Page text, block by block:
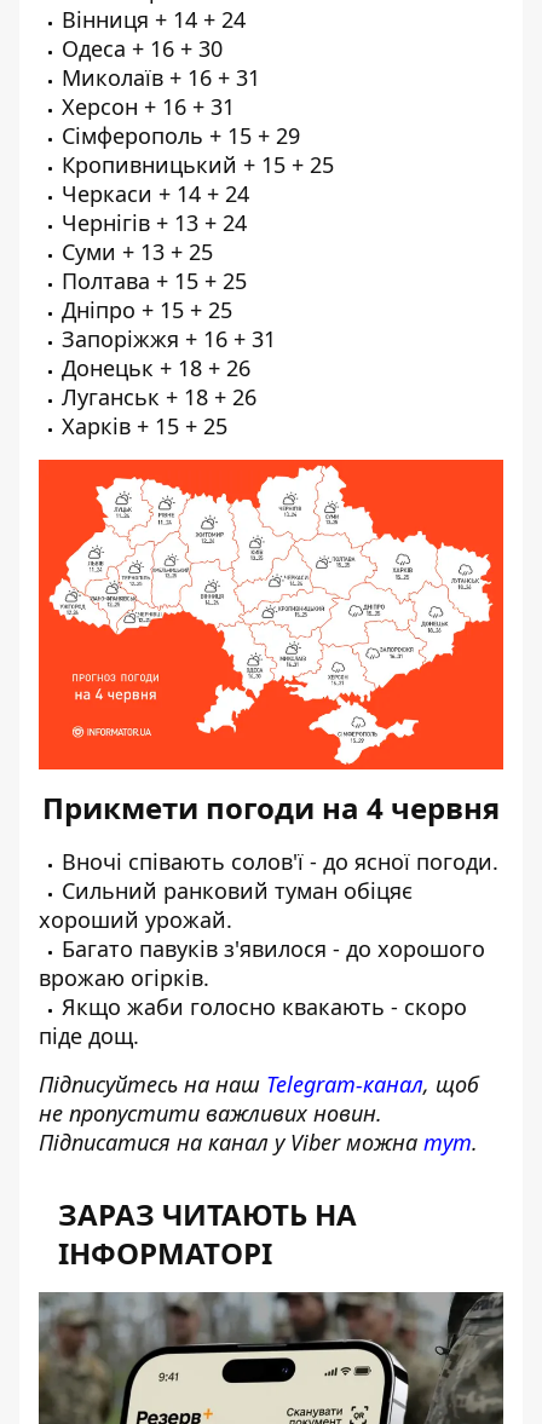
Вінниця + 14 + 24
Одеса + 16 + 30
Миколаїв + 16 + 31
Херсон + 16 + 31
Сімферополь + 15 + 29
Кропивницький + 15 + 25
Черкаси + 14 + 24
Чернігів + 13 + 24
Суми + 13 + 25
Полтава + 15 + 25
Дніпро + 15 + 25
Запоріжжя + 16 + 31
Донецьк + 18 + 26
Луганськ + 18 + 26
Харків + 15 + 25
Прикмети погоди на 4 червня
Вночі співають солов'ї - до ясної погоди.
Сильний ранковий туман обіцяє
хороший урожай.
Багато павуків з'явилося - до хорошого
врожаю огірків.
Якщо жаби голосно квакають - скоро
піде дощ.
Підписуйтесь на наш Telegram-канал, щоб
не пропустити важливих новин.
Підписатися на канал у Viber можна тут.
ЗАРАЗ ЧИТАЮТЬ НА
ІНФОРМАТОРІ